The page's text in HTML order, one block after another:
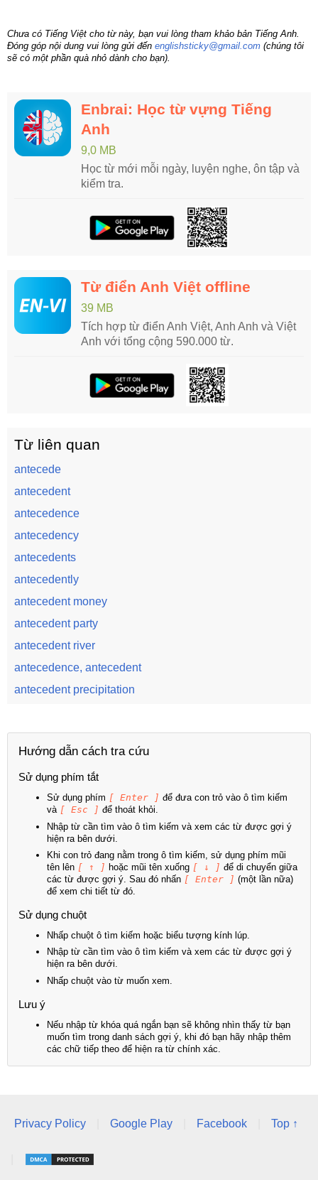
Chưa có Tiếng Việt cho từ này, bạn vui lòng tham khảo bản Tiếng Anh.
Đóng góp nội dung vui lòng gửi đến englishsticky@gmail.com (chúng tôi
sẽ có một phần quà nhỏ dành cho bạn).
Enbrai: Học từ vựng Tiếng
Anh
9,0 MB
Học từ mới mỗi ngày, luyện nghe, ôn tập và
kiểm tra.
Từ điển Anh Việt offline
39 MB
Tích hợp từ điển Anh Việt, Anh Anh và Việt
Anh với tổng cộng 590.000 từ.
Từ liên quan
antecede
antecedent
antecedence
antecedency
antecedents
antecedently
antecedent money
antecedent party
antecedent river
antecedence, antecedent
antecedent precipitation
Hướng dẫn cách tra cứu
Sử dụng phím tắt
Sử dụng phím [ Enter ] để đưa con trỏ vào ô tìm kiếm
và [ Esc ] để thoát khỏi.
Nhập từ cần tìm vào ô tìm kiếm và xem các từ được gợi ý
hiện ra bên dưới.
Khi con trỏ đang nằm trong ô tìm kiếm, sử dụng phím mũi
tên lên [ ↑ ] hoặc mũi tên xuống [ ↓ ] để di chuyển giữa
các từ được gợi ý. Sau đó nhấn [ Enter ] (một lần nữa)
để xem chi tiết từ đó.
Sử dụng chuột
Nhấp chuột ô tìm kiếm hoặc biểu tượng kính lúp.
Nhập từ cần tìm vào ô tìm kiếm và xem các từ được gợi ý
hiện ra bên dưới.
Nhấp chuột vào từ muốn xem.
Lưu ý
Nếu nhập từ khóa quá ngắn bạn sẽ không nhìn thấy từ bạn
muốn tìm trong danh sách gợi ý, khi đó bạn hãy nhập thêm
các chữ tiếp theo để hiện ra từ chính xác.
Privacy Policy Google Play Facebook Top ↑